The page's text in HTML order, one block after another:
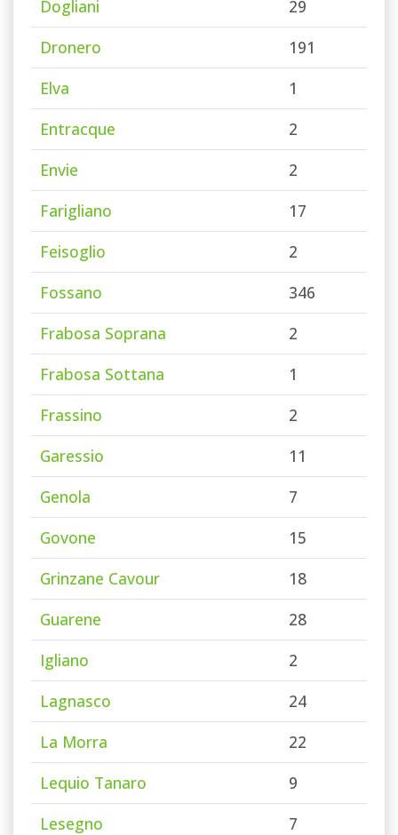
Dogliani
29
Dronero
191
Elva
1
Entracque
2
Envie
2
Farigliano
17
Feisoglio
2
Fossano
346
Frabosa Soprana
2
Frabosa Sottana
1
Frassino
2
Garessio
11
Genola
7
Govone
15
Grinzane Cavour
18
Guarene
28
Igliano
2
Lagnasco
24
La Morra
22
Lequio Tanaro
9
Lesegno
7